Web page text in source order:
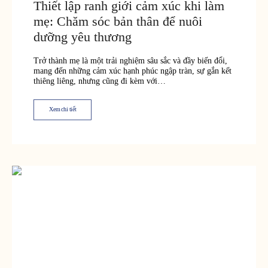
Thiết lập ranh giới cảm xúc khi làm
mẹ: Chăm sóc bản thân để nuôi
dưỡng yêu thương
Trở thành mẹ là một trải nghiệm sâu sắc và đầy biến đổi,
mang đến những cảm xúc hạnh phúc ngập tràn, sự gắn kết
thiêng liêng, nhưng cũng đi kèm với…
Xem chi tiết